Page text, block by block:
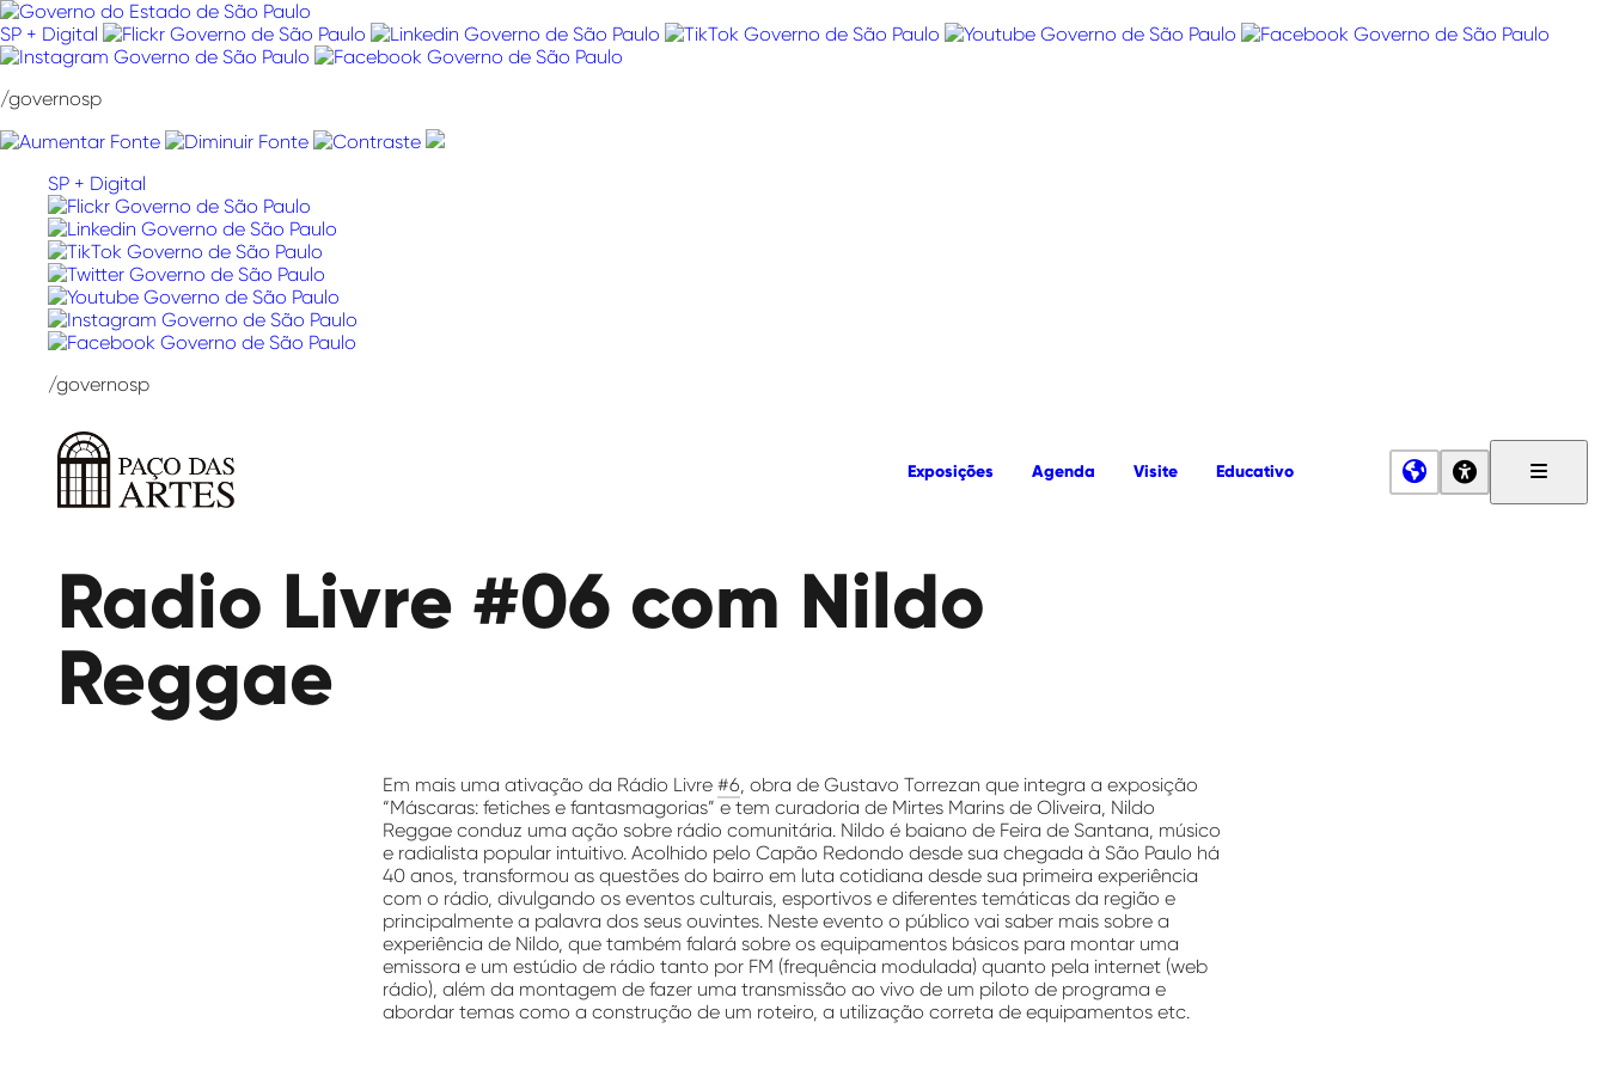
Pular
para
o
SP + Digital
/governosp
SP + Digital
/governosp
Artes
Exposições Agenda Visite Educativo
Radio Livre #06 com Nildo
Reggae
Em mais uma ativação da Rádio Livre #6, obra de Gustavo Torrezan que integra a exposição
“Máscaras: fetiches e fantasmagorias” e tem curadoria de Mirtes Marins de Oliveira, Nildo
Reggae conduz uma ação sobre rádio comunitária. Nildo é baiano de Feira de Santana, músico
e radialista popular intuitivo. Acolhido pelo Capão Redondo desde sua chegada à São Paulo há
40 anos, transformou as questões do bairro em luta cotidiana desde sua primeira experiência
com o rádio, divulgando os eventos culturais, esportivos e diferentes temáticas da região e
principalmente a palavra dos seus ouvintes. Neste evento o público vai saber mais sobre a
experiência de Nildo, que também falará sobre os equipamentos básicos para montar uma
emissora e um estúdio de rádio tanto por FM (frequência modulada) quanto pela internet (web
rádio), além da montagem de fazer uma transmissão ao vivo de um piloto de programa e
abordar temas como a construção de um roteiro, a utilização correta de equipamentos etc.